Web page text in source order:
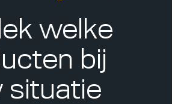
welke
bij
situatie